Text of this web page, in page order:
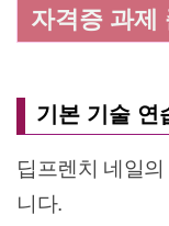
자격증 과제
기본 기술 연
딥프렌치 네일
니다.